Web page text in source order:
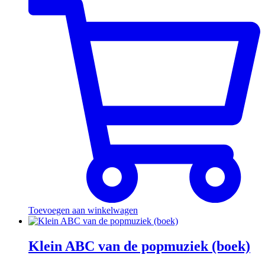
Toevoegen aan winkelwagen
Klein ABC van de popmuziek (boek)